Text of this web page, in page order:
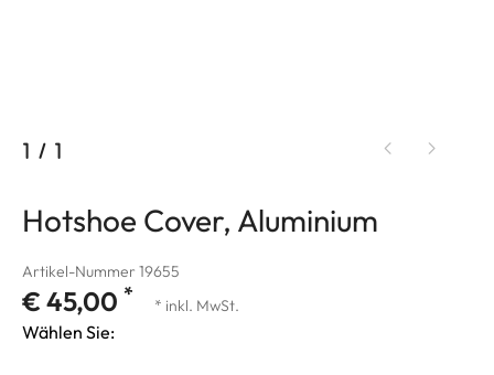
1 / 1
Hotshoe Cover, Aluminium
Artikel-Nummer 19655
€ 45,00 * * inkl. MwSt.
Wählen Sie: